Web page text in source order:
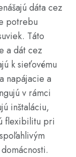
dáta cez
potrebu
Táto
a dát cez
k sieťovému
napájacie a
v rámci
inštaláciu,
flexibilitu pri